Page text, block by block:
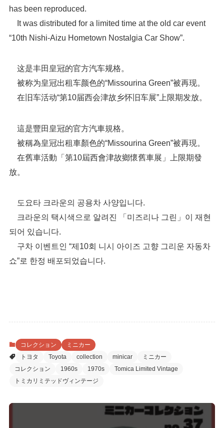
has been reproduced.
It was distributed for a limited time at the old car event
“10th Nishi-Aizu Hometown Nostalgia Car Show”.
这是丰田皇冠的官方汽车规格。
被称为皇冠出租车颜色的“Missourina Green”被再现。
在旧车活动“第10届西会津故乡怀旧车展”上限期发放。
這是豐田皇冠的官方汽車規格。
被稱為皇冠出租車顏色的“Missourina Green”被再現。
在舊車活動「第10屆西會津故鄉懷舊車展」上限期發
放。
도요타 크라운의 공용차 사양입니다.
크라운의 택시색으로 알려진 「미즈리나 그린」이 재현
되어 있습니다.
구차 이벤트인 “제10회 니시 아이즈 고향 그리운 자동차
쇼”로 한정 배포되었습니다.
コレクション
ミニカー
トヨタ
Toyota collection minicar
ミニカー
コレクション
1960s 1970s
Tomica Limited Vintage
トミカリミテッドヴィンテージ